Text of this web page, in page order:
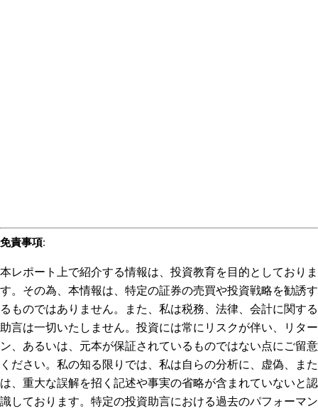
免責事項:
本レポート上で紹介する情報は、投資教育を目的としておりま
す。その為、本情報は、特定の証券の売買や投資戦略を勧誘す
るものではありません。また、私は税務、法律、会計に関する
助言は一切いたしません。投資には常にリスクが伴い、リター
ン、あるいは、元本が保証されているものではない点にご留意
ください。私の知る限りでは、私は自らの分析に、虚偽、また
は、重大な誤解を招く記述や事実の省略が含まれていないと認
識しております。特定の投資助言における過去のパフォーマン